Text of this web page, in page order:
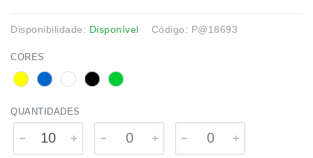
Disponibilidade: Disponível Código: P@18693
CORES
QUANTIDADES